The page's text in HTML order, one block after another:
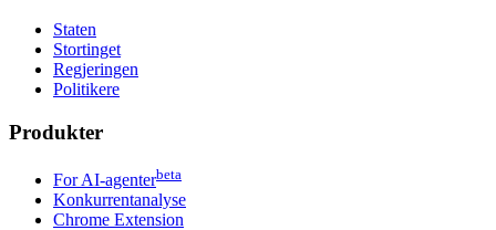
Staten
Stortinget
Regjeringen
Politikere
Produkter
For AI-agenterbeta
Konkurrentanalyse
Chrome Extension